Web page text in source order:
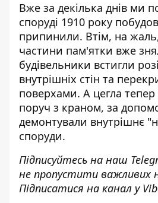
Вже за декілька днів ми
споруді 1910 року
припинили. Втім, на
частини пам'ятки вже
будівельники встигли
внутрішніх стін та
поверхами. А цегла
поруч з краном, за
демонтували внутрішнє
споруди.
Підписуйтесь на наш
не пропустити важливих
Підписатися на канал у